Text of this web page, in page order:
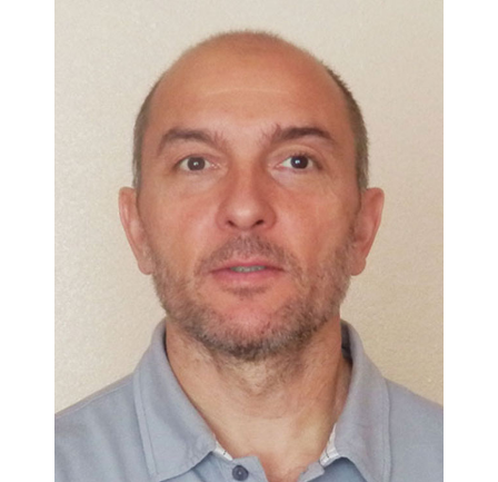
efectos… En resumen, en sus páginas se puede encontrar una
ayuda para que todos, tanto profesionales como
investigadores, lleguen a conocer las claves para su eficacia.
Prólogo de Ricardo H. Ontalba.- Introducción.- La marca.-
Dimensiones operativas de la marca.- El branding.- Product
placement.- El product placement como herramienta de
comunicación. Bibliografía.